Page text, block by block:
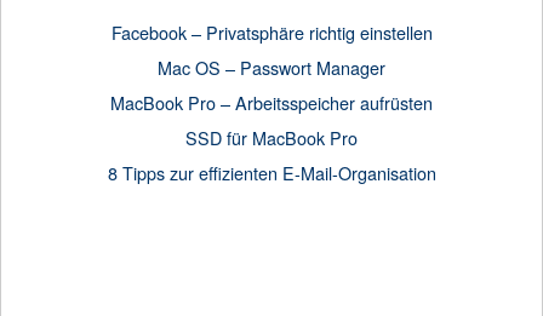
Facebook – Privatsphäre richtig einstellen
Mac OS – Passwort Manager
MacBook Pro – Arbeitsspeicher aufrüsten
SSD für MacBook Pro
8 Tipps zur effizienten E-Mail-Organisation